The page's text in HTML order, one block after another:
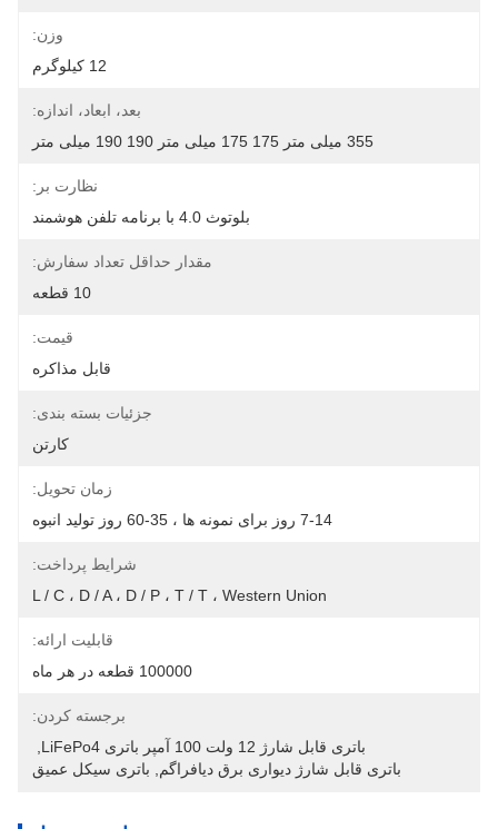
وزن:
12 کیلوگرم
بعد، ابعاد، اندازه:
355 میلی متر 175 175 میلی متر 190 190 میلی متر
نظارت بر:
بلوتوث 4.0 با برنامه تلفن هوشمند
مقدار حداقل تعداد سفارش:
10 قطعه
قیمت:
قابل مذاکره
جزئیات بسته بندی:
کارتن
زمان تحویل:
7-14 روز برای نمونه ها ، 35-60 روز تولید انبوه
شرایط پرداخت:
L / C ، D / A ، D / P ، T / T ، Western Union
قابلیت ارائه:
100000 قطعه در هر ماه
برجسته کردن:
باتری قابل شارژ 12 ولت 100 آمپر باتری LiFePo4
باتری قابل شارژ دیواری برق دیافراگم
باتری سیکل عمیق